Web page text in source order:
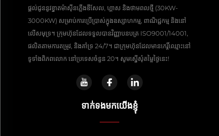
ផ្តល់​ជូន​នូវ​ខ្នាត​ម៉ាស៊ីនភ្លើង​ឌីសែល, ហ្គាស និង​ថាមពល​ថ្មី (30KW-
3000KW) សម្រាប់​ការ​ប្រើ​ប្រាស់​ក្នុង​ឧស្សាហកម្ម, ពាណិជ្ជកម្ម និង​នៅ​
លើ​សមុទ្រ។ ក្រុមហ៊ុន​ដែល​ទទួល​បាន​វិញ្ញាបនបត្រ ISO9001/14001,
ផលិត​តាម​ការ​តម្រូវ, និង​គាំទ្រ 24/7។ ជាក្រុមហ៊ុន​ដែល​មាន​កេរ្តិ៍ឈ្មោះ​នៅ​
ទូទាំង​ពិភពលោក នៅ​ប្រទេស​ចំនួន​ 20។ សូម​ស្នើ​សុំ​តម្លៃ​ថ្ងៃ​នេះ!
ទាក់ទង​មក​យើងខ្ញុំ